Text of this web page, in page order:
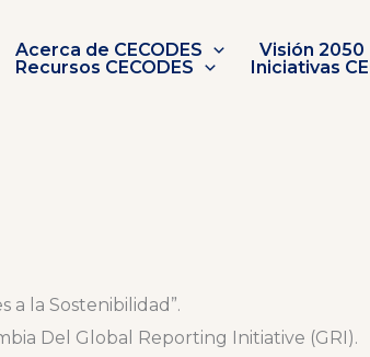
Acerca de CECODES Visión 2050
Recursos CECODES
Iniciativas
a la Sostenibilidad”.
Del Global Reporting Initiative (GRI).